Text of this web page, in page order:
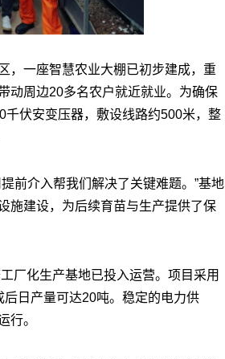
，一座智慧农业大棚已初步建成，重
动周边20多名农户就近就业。为确保
伏安变压器，敷设线路约500米，整
前介入帮我们解决了关键难题。”基地
施建设，为后续育苗与生产提供了保
厂化生产基地已投入运营。项目采用
日产量可达20吨。稳定的电力供
行。